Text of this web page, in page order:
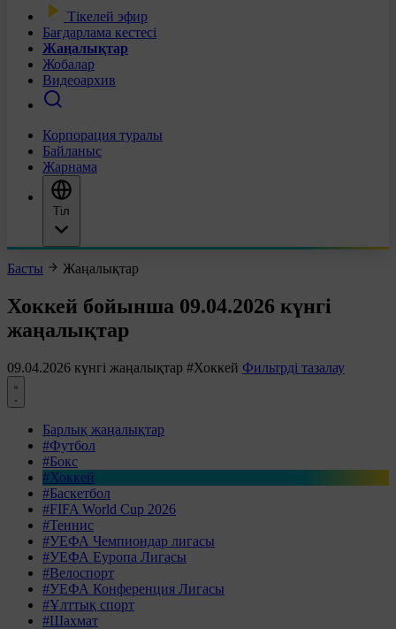
Тікелей эфир
Бағдарлама кестесі
Жаңалықтар
Жобалар
Видеоархив
Корпорация туралы
Байланыс
Жарнама
Тіл
Басты Жаңалықтар
Хоккей бойынша 09.04.2026 күнгі
жаңалықтар
09.04.2026 күнгі жаңалықтар #Хоккей Фильтрді тазалау
Барлық жаңалықтар
#Футбол
#Бокс
#Хоккей
#Баскетбол
#FIFA World Cup 2026
#Теннис
#УЕФА Чемпиондар лигасы
#УЕФА Еуропа Лигасы
#Велоспорт
#УЕФА Конференция Лигасы
#Ұлттық спорт
#Шахмат